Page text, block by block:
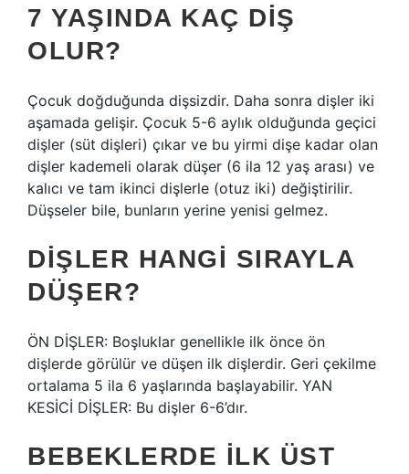
7 YAŞINDA KAÇ DIŞ
OLUR?
Çocuk doğduğunda dişsizdir. Daha sonra dişler iki
aşamada gelişir. Çocuk 5-6 aylık olduğunda geçici
dişler (süt dişleri) çıkar ve bu yirmi dişe kadar olan
dişler kademeli olarak düşer (6 ila 12 yaş arası) ve
kalıcı ve tam ikinci dişlerle (otuz iki) değiştirilir.
Düşseler bile, bunların yerine yenisi gelmez.
DIŞLER HANGI SIRAYLA
DÜŞER?
ÖN DİŞLER: Boşluklar genellikle ilk önce ön
dişlerde görülür ve düşen ilk dişlerdir. Geri çekilme
ortalama 5 ila 6 yaşlarında başlayabilir. YAN
KESİCİ DİŞLER: Bu dişler 6-6’dır.
BEBEKLERDE ILK ÜST